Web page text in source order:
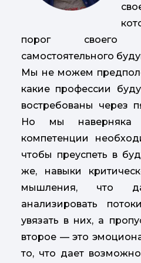
порог своего
самостоятельного
Мы не можем
какие профессии
востребованы через
Но мы наверняка
компетенции
чтобы преуспеть в
же, навыки
мышления, что
анализировать
увязать в них, а
второе — это
то, что дает